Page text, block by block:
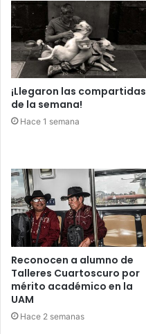
¡Llegaron las compartidas
de la semana!
Hace 1 semana
Reconocen a alumno de
Talleres Cuartoscuro por
mérito académico en la
UAM
Hace 2 semanas